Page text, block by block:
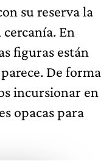
su reserva la
En
figuras están
De forma
incursionar en
opacas para